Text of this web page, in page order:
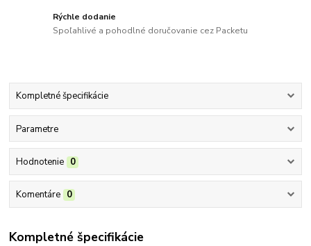
Rýchle dodanie
Spoľahlivé a pohodlné doručovanie cez Packetu
Kompletné špecifikácie
Parametre
Hodnotenie 0
Komentáre 0
Kompletné špecifikácie